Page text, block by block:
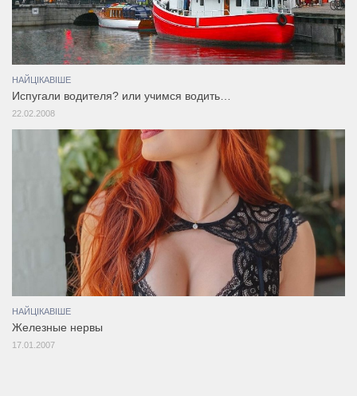
НАЙЦІКАВІШЕ
Испугали водителя? или учимся водить…
22.02.2008
НАЙЦІКАВІШЕ
Железные нервы
17.01.2007